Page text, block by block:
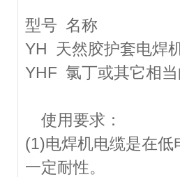
型号 名称
YH 天然胶护套电焊
YHF 氯丁或其它相
使用要求：
(1)电焊机电缆是在
一定耐性。